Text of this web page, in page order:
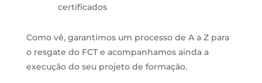
certificados
Como vê, garantimos um processo de A a Z para
o resgate do FCT e acompanhamos ainda a
execução do seu projeto de formação.